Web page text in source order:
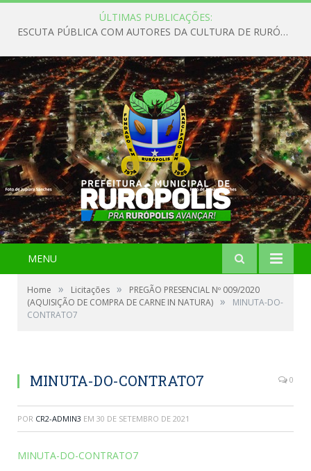
ÚLTIMAS PUBLICAÇÕES:
ESCUTA PÚBLICA COM AUTORES DA CULTURA DE RURÓPOLIS
MENU
Home » Licitações »
PREGÃO PRESENCIAL Nº 009/2020
(AQUISIÇÃO DE COMPRA DE CARNE IN NATURA) »
MINUTA-DO-
CONTRATO7
MINUTA-DO-CONTRATO7 0
POR CR2-ADMIN3 EM 30 DE SETEMBRO DE 2021
MINUTA-DO-CONTRATO7